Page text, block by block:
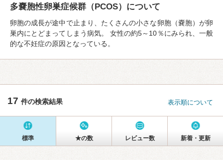
多嚢胞性卵巣症候群（PCOS）について
卵胞の成⻑が途中で止まり、たくさんの⼩さな卵胞（嚢胞）が卵
巣内にとどまってしまう病気。 女性の約5～10％にみられ、一般
的な不妊症の原因となっている。
17 件の検索結果 表示順について
標準 ★の数 レビュー数 新着・更新